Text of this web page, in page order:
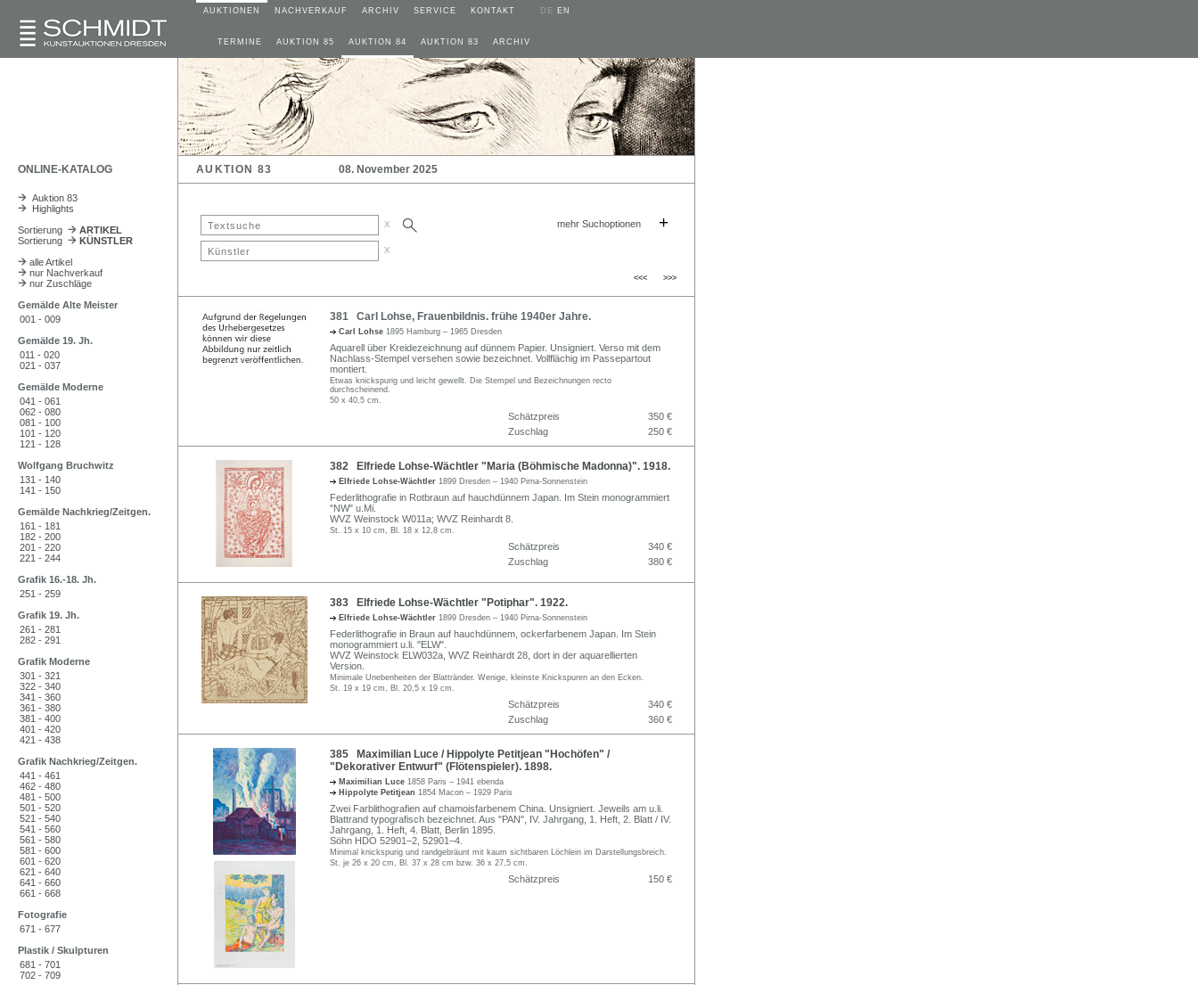
AUKTIONEN NACHVERKAUF ARCHIV SERVICE KONTAKT DE EN
TERMINE AUKTION 85 AUKTION 84 AUKTION 83 ARCHIV
ONLINE-KATALOG AUKTION 83 08. November 2025
Auktion 83
Highlights
Sortierung
ARTIKEL
Sortierung
KÜNSTLER
alle Artikel
nur Nachverkauf
nur Zuschläge
Gemälde Alte Meister
001 - 009
Gemälde 19. Jh.
011 - 020
021 - 037
Gemälde Moderne
041 - 061
062 - 080
081 - 100
101 - 120
121 - 128
Wolfgang Bruchwitz
131 - 140
141 - 150
Gemälde Nachkrieg/Zeitgen.
161 - 181
182 - 200
201 - 220
221 - 244
Grafik 16.-18. Jh.
251 - 259
Grafik 19. Jh.
261 - 281
282 - 291
Grafik Moderne
301 - 321
322 - 340
341 - 360
361 - 380
381 - 400
401 - 420
421 - 438
Grafik Nachkrieg/Zeitgen.
441 - 461
462 - 480
481 - 500
501 - 520
521 - 540
541 - 560
561 - 580
581 - 600
601 - 620
621 - 640
641 - 660
661 - 668
Fotografie
671 - 677
Plastik / Skulpturen
681 - 701
702 - 709
x mehr Suchoptionen +
x
<<< >>>
381 Carl Lohse, Frauenbildnis. frühe 1940er Jahre.
Carl Lohse 1895 Hamburg – 1965 Dresden
Aquarell über Kreidezeichnung auf dünnem Papier. Unsigniert. Verso mit dem
Nachlass-Stempel versehen sowie bezeichnet. Vollflächig im Passepartout
montiert.
Etwas knickspurig und leicht gewellt. Die Stempel und Bezeichnungen recto
durchscheinend.
50 x 40,5 cm.
Schätzpreis
350 €
Zuschlag
250 €
382 Elfriede Lohse-Wächtler "Maria (Böhmische Madonna)". 1918.
Elfriede Lohse-Wächtler 1899 Dresden – 1940 Pirna-Sonnenstein
Federlithografie in Rotbraun auf hauchdünnem Japan. Im Stein monogrammiert
"NW" u.Mi.
WVZ Weinstock W011a; WVZ Reinhardt 8.
St. 15 x 10 cm, Bl. 18 x 12,8 cm.
Schätzpreis
340 €
Zuschlag
380 €
383 Elfriede Lohse-Wächtler "Potiphar". 1922.
Elfriede Lohse-Wächtler 1899 Dresden – 1940 Pirna-Sonnenstein
Federlithografie in Braun auf hauchdünnem, ockerfarbenem Japan. Im Stein
monogrammiert u.li. "ELW".
WVZ Weinstock ELW032a, WVZ Reinhardt 28, dort in der aquarellierten
Version.
Minimale Unebenheiten der Blattränder. Wenige, kleinste Knickspuren an den Ecken.
St. 19 x 19 cm, Bl. 20,5 x 19 cm.
Schätzpreis
340 €
Zuschlag
360 €
385 Maximilian Luce / Hippolyte Petitjean "Hochöfen" /
"Dekorativer Entwurf" (Flötenspieler). 1898.
Maximilian Luce 1858 Paris – 1941 ebenda
Hippolyte Petitjean 1854 Macon – 1929 Paris
Zwei Farblithografien auf chamoisfarbenem China. Unsigniert. Jeweils am u.li.
Blattrand typografisch bezeichnet. Aus "PAN", IV. Jahrgang, 1. Heft, 2. Blatt / IV.
Jahrgang, 1. Heft, 4. Blatt, Berlin 1895.
Söhn HDO 52901–2, 52901–4.
Minimal knickspurig und randgebräunt mit kaum sichtbaren Löchlein im Darstellungsbreich.
St. je 26 x 20 cm, Bl. 37 x 28 cm bzw. 36 x 27,5 cm.
Schätzpreis 150 €